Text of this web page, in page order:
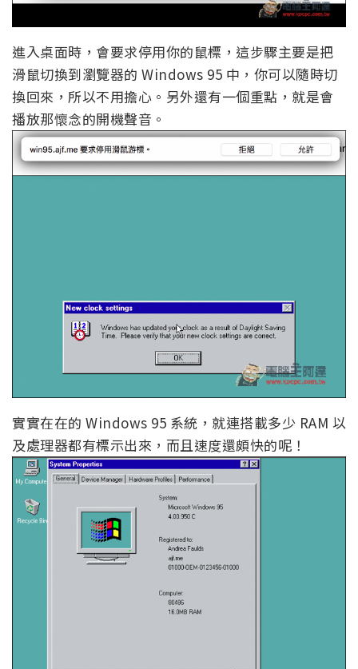
進入桌面時，會要求停用你的鼠標，這步驟主要是把
滑鼠切換到瀏覽器的 Windows 95 中，你可以隨時切
換回來，所以不用擔心。另外還有一個重點，就是會
播放那懷念的開機聲音。
實實在在的 Windows 95 系統，就連搭載多少 RAM 以
及處理器都有標示出來，而且速度還頗快的呢！